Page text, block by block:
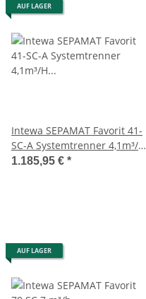
AUF LAGER
Intewa SEPAMAT Favorit 41-
SC-A Systemtrenner 4,1m³/H
Kategorie 5
1.185,95 € *
AUF LAGER